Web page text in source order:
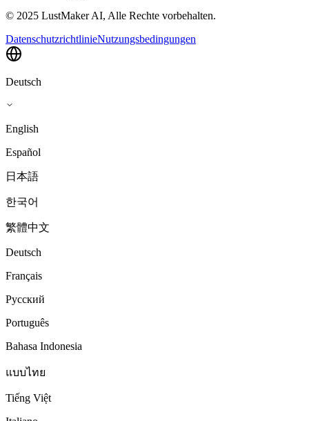
© 2025 LustMaker AI, Alle Rechte vorbehalten.
DatenschutzrichtlinieNutzungsbedingungen
Deutsch
English
Español
日本語
한국어
繁體中文
Deutsch
Français
Русский
Português
Bahasa Indonesia
แบบไทย
Tiếng Việt